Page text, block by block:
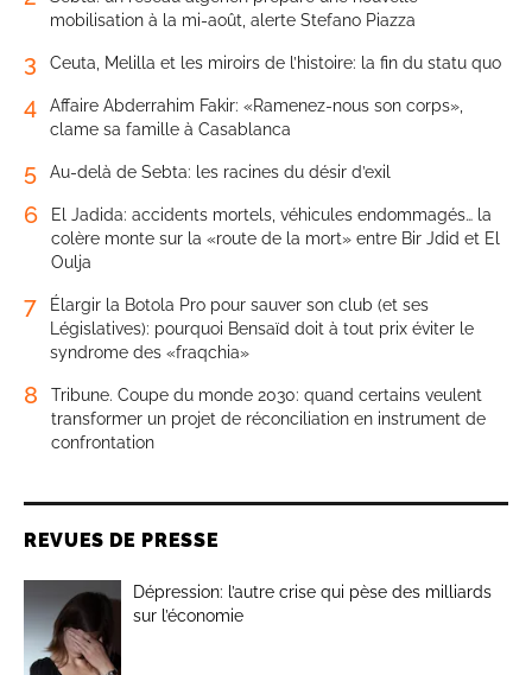
mobilisation à la mi-août, alerte Stefano Piazza
3 Ceuta, Melilla et les miroirs de l’histoire: la fin du statu quo
4
Affaire Abderrahim Fakir: «Ramenez-nous son corps»,
clame sa famille à Casablanca
5 Au-delà de Sebta: les racines du désir d’exil
6
El Jadida: accidents mortels, véhicules endommagés… la
colère monte sur la «route de la mort» entre Bir Jdid et El
Oulja
7
Élargir la Botola Pro pour sauver son club (et ses
Législatives): pourquoi Bensaïd doit à tout prix éviter le
syndrome des «fraqchia»
8
Tribune. Coupe du monde 2030: quand certains veulent
transformer un projet de réconciliation en instrument de
confrontation
REVUES DE PRESSE
Dépression: l’autre crise qui pèse des milliards
sur l’économie